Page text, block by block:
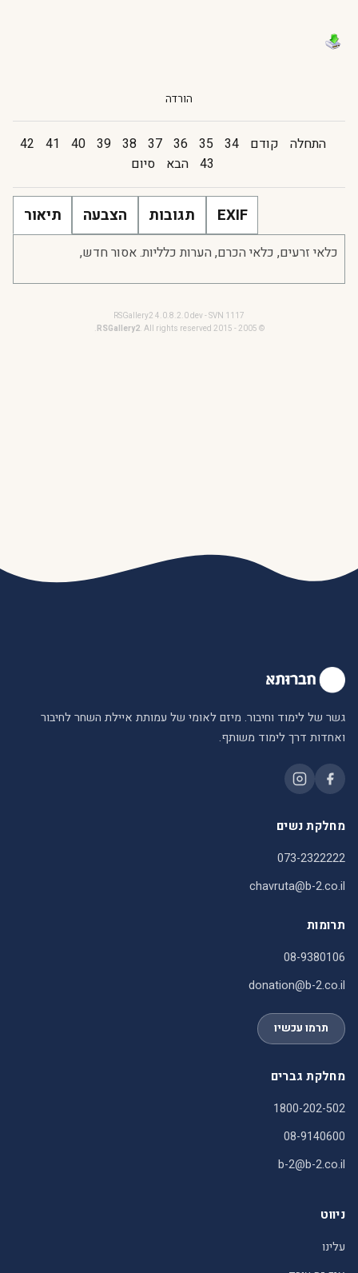
הורדה
התחלה קודם 34
35
36
37
38
39
40
41
42
43 הבא סיום
תיאור הצבעה תגובות EXIF
כלאי זרעים, כלאי הכרם, הערות כלליות. אסור חדש,
RSGallery2 4.0.8.2.0 dev - SVN 1117
© 2005 - 2015
RSGallery2. All rights reserved.
גשר של לימוד וחיבור. מיזם לאומי של עמותת איילת השחר לחיבור
ואחדות דרך לימוד משותף.
מחלקת נשים
073-2322222
chavruta@b-2.co.il
תרומות
08-9380106
donation@b-2.co.il
תרמו עכשיו
מחלקת גברים
1800-202-502
08-9140600
b-2@b-2.co.il
ניווט
עלינו